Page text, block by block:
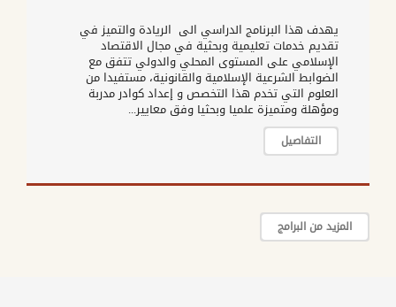
يهدف هذا البرنامج الدراسي الى الريادة والتميز في
تقديم خدمات تعليمية وبحثية في مجال الاقتصاد
الإسلامي على المستوى المحلي والدولي تتفق مع
الضوابط الشرعية الإسلامية والقانونية، مستفيدا من
العلوم التي تخدم هذا التخصص و إعداد كوادر مدربة
ومؤهلة ومتميزة علميا وبحثيا وفق معايير...
التفاصيل
المزيد من البرامج